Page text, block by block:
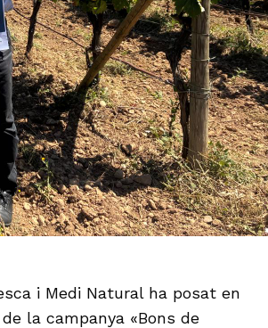
i Medi Natural ha posat en
la campanya «Bons de